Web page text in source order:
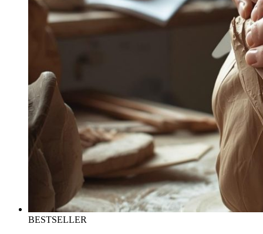
BESTSELLER